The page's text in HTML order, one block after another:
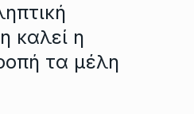
καλεί η
τα μέλη